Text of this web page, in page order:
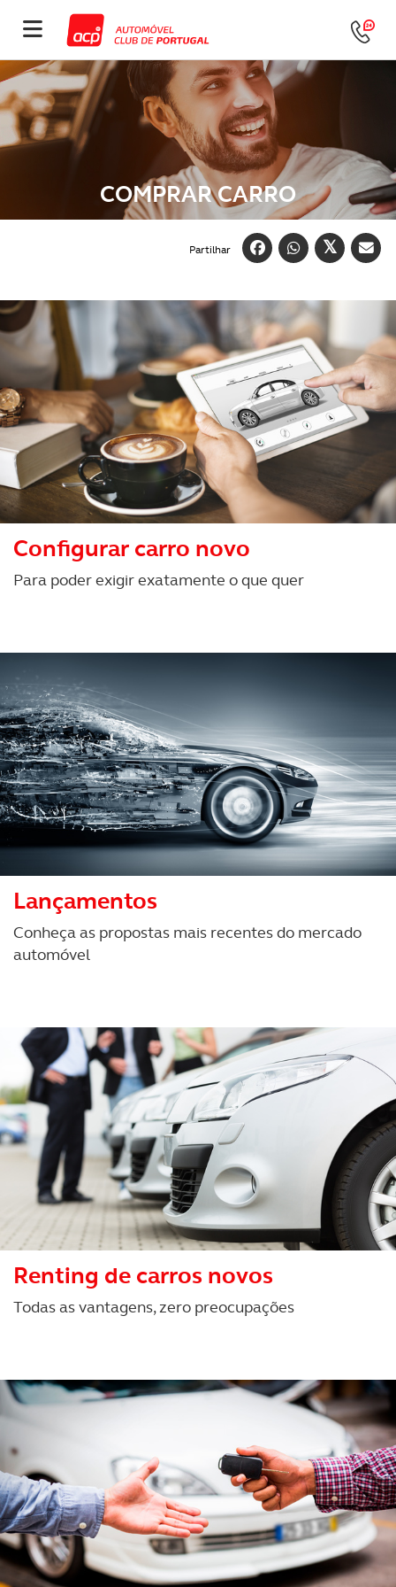
COMPRAR CARRO
Partilhar
Configurar carro novo
Para poder exigir exatamente o que quer
Lançamentos
Conheça as propostas mais recentes do mercado
automóvel
Renting de carros novos
Todas as vantagens, zero preocupações